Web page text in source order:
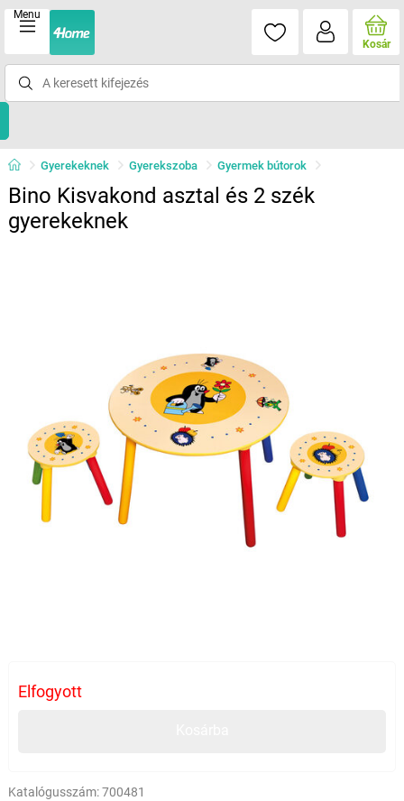
Menu
Kosár
Gyerekeknek Gyerekszoba Gyermek bútorok
Bino Kisvakond asztal és 2 szék
gyerekeknek
Elfogyott
Katalógusszám:700481